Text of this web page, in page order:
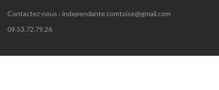
Contactez-nous : independante.comtoise@gmail.com
09.53.72.79.26